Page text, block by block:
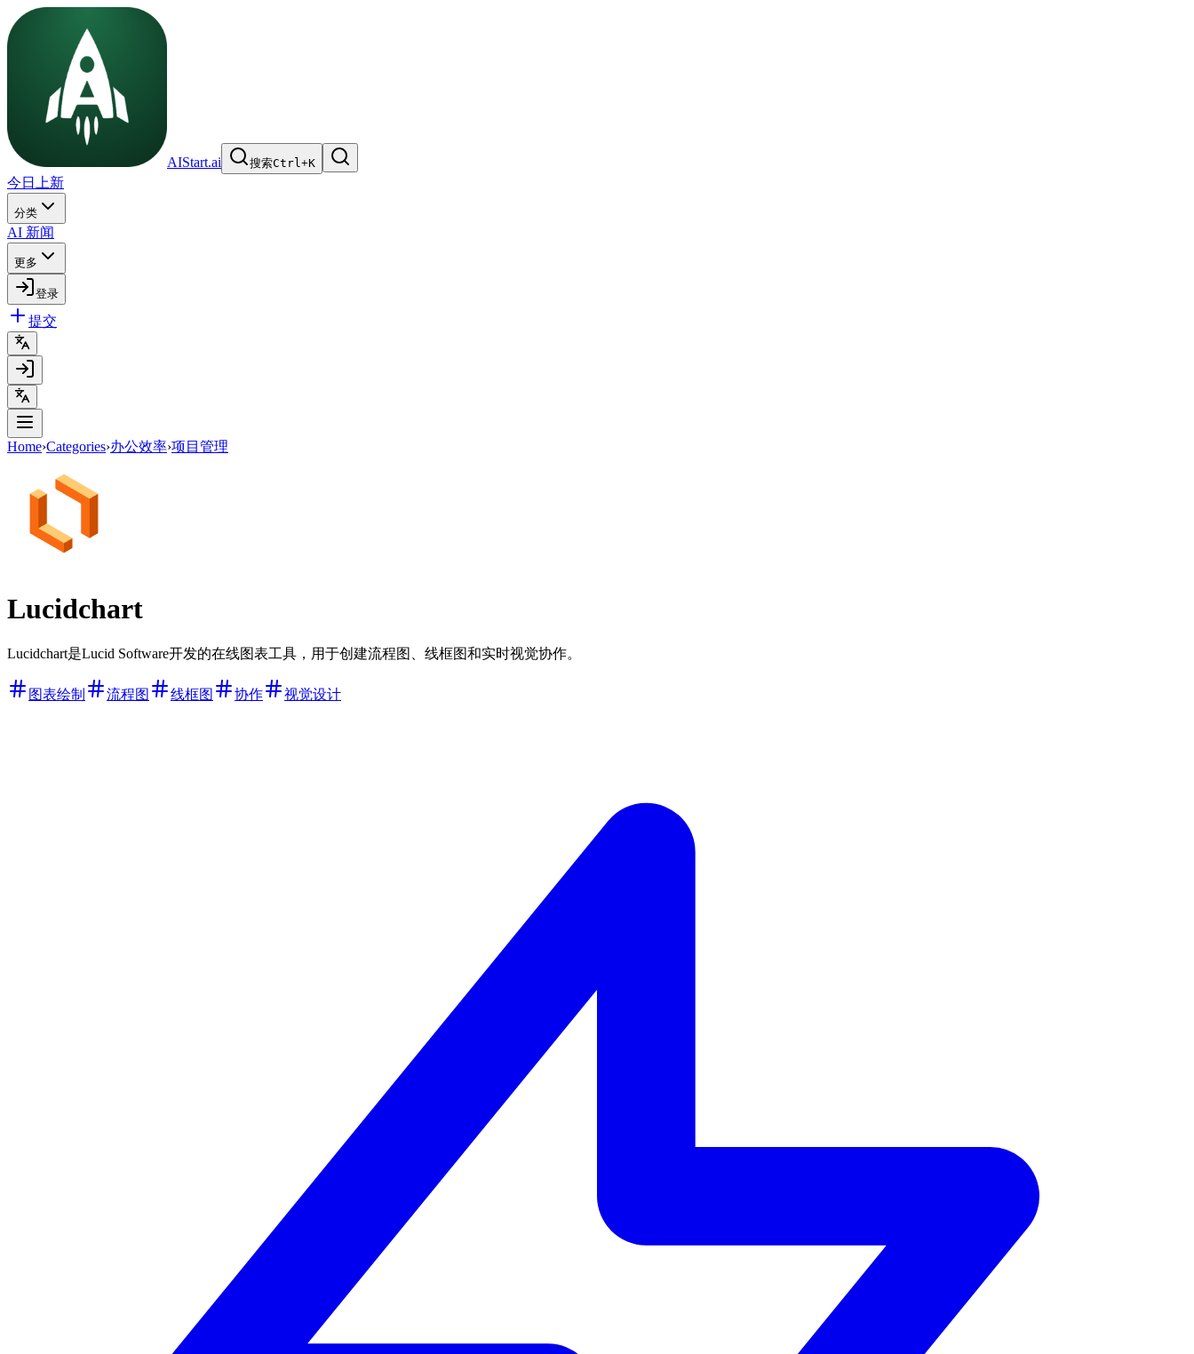
AIStart.ai 搜索Ctrl+K
今日上新
分类
AI 新闻
更多
登录
提交
Home›Categories›办公效率›项目管理
Lucidchart
Lucidchart是Lucid Software开发的在线图表工具，用于创建流程图、线框图和实时视觉协作。
图表绘制 流程图 线框图 协作 视觉设计